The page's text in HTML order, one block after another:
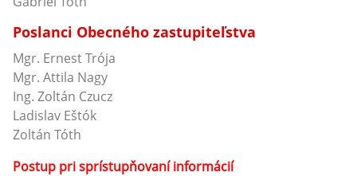
Poslanci Obecného zastupiteľstva
Mgr. Ernest Trója
Mgr. Attila Nagy
Ing. Zoltán Czucz
Ladislav Eštók
Zoltán Tóth
Postup pri sprístupňovaní informácií